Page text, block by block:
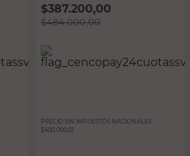
$387.200,00
$484.000,00
PRECIO SIN IMPUESTOS NACIONALES:
$400.000,01